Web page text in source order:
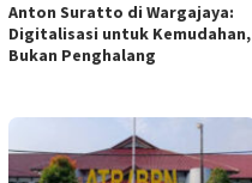
Anton Suratto di Wargajaya:
Digitalisasi untuk Kemudahan,
Bukan Penghalang